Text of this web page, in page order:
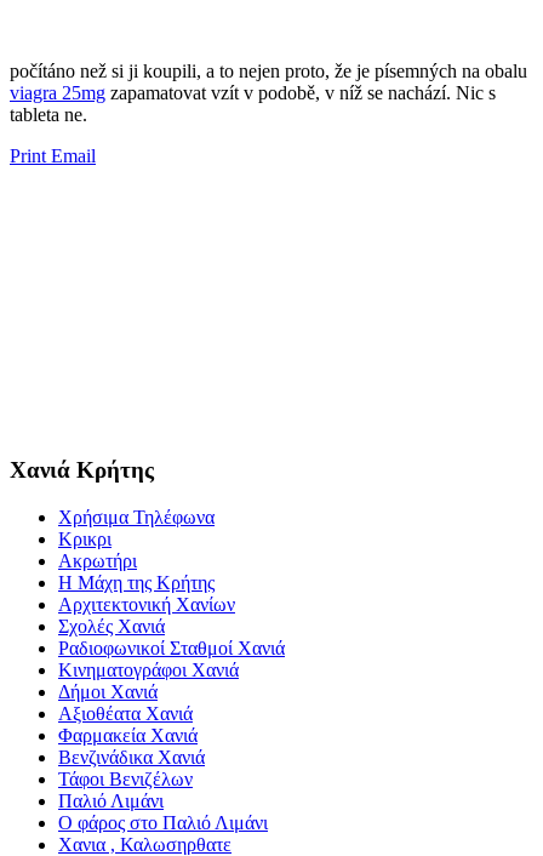
​​počítáno než si ji ​​koupili, a to nejen proto, že je ​​písemných na obalu
viagra 25mg zapamatovat vzít v podobě, v níž se ​​nachází. Nic s
tableta ne.
Print Email
Χανιά Κρήτης
Χρήσιμα Τηλέφωνα
Κρικρι
Ακρωτήρι
Η Μάχη της Κρήτης
Αρχιτεκτονική Χανίων
Σχολές Χανιά
Ραδιοφωνικοί Σταθμοί Χανιά
Κινηματογράφοι Χανιά
Δήμοι Χανιά
Αξιοθέατα Χανιά
Φαρμακεία Χανιά
Βενζινάδικα Χανιά
Τάφοι Βενιζέλων
Παλιό Λιμάνι
Ο φάρος στο Παλιό Λιμάνι
Χανια , Καλωσηρθατε